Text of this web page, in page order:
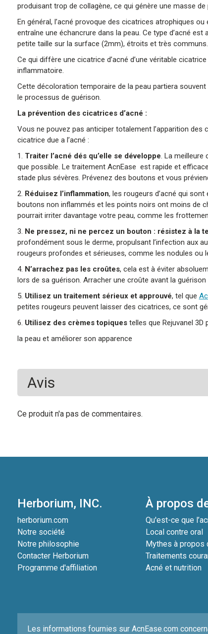
produisant trop de collagène, ce qui génère une masse
En général, l’acné provoque des cicatrices atrophiques
entraîne une échancrure dans la peau. Ce type d’acné
petite taille sur la surface (2mm), étroits et très communs.
Ce qui diffère une cicatrice d’acné d’une véritable
inflammatoire.
Cette décoloration temporaire de la peau partiera
le processus de guérison.
La prévention des cicatrices d’acné :
Vous ne pouvez pas anticiper totalement l’apparition
cicatrice due a l’acné :
1. Traiter l’acné dés qu’elle se développe. La meilleure
que possible. Le traitement AcnEase est rapide et
stade plus sévères. Prévenez des boutons et vous
2. Réduisez l’inflammation, les rougeurs d’acné qui
boutons non inflammés et les points noirs ont moins de
pourrait irriter davantage votre peau, comme les
3. Ne pressez, ni ne percez un bouton : résistez à la
profondément sous le derme, propulsant l’infection aux
rougeurs profondes et sérieuses, comme les nodules ou
4. N’arrachez pas les croûtes, cela est à éviter
lors de sa guérison. Arracher une croûte avant la
5. Utilisez un traitement sérieux et approuvé, tel que
petites rougeurs peuvent laisser des cicatrices, ce sont
6. Utilisez des crèmes topiquestelles que Rejuvanel 3D
la peau et améliorer son apparence
Avis
Ce produit n'a pas de commentaires.
Herborium, INC.
herborium.com
Notre société
Notre philosophie
Contacter Herborium
Programme d'affiliation
À propos
Qu'est-ce que
Local contre oral
Mythes à propos
Traitements
Acné et nutrition
Les informations fournies sur AcnEase.com